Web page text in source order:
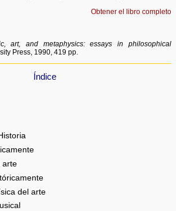
Obtener el libro completo
art, and metaphysics: essays in philosophical
Press, 1990, 419 pp.
Índice
arte
del arte